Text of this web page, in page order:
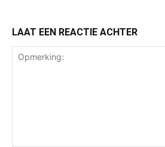
LAAT EEN REACTIE ACHTER